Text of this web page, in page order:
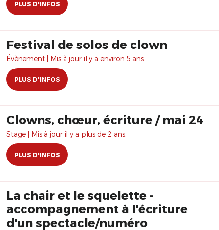
PLUS D'INFOS
Festival de solos de clown
Évènement | Mis à jour il y a environ 5 ans.
PLUS D'INFOS
Clowns, chœur, écriture / mai 24
Stage | Mis à jour il y a plus de 2 ans.
PLUS D'INFOS
La chair et le squelette -
accompagnement à l'écriture
d'un spectacle/numéro